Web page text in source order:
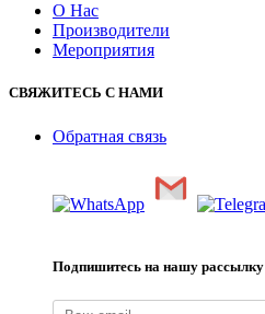
О Нас
Производители
Мероприятия
СВЯЖИТЕСЬ С НАМИ
Обратная связь
Подпишитесь на нашу рассылку